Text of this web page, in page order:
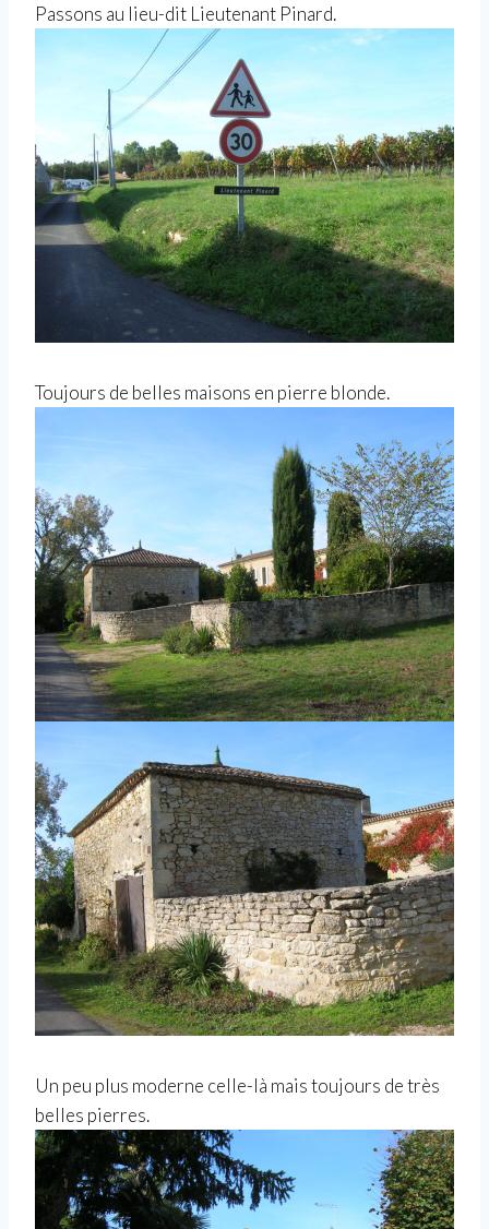
Passons au lieu-dit Lieutenant Pinard.
Toujours de belles maisons en pierre blonde.
Un peu plus moderne celle-là mais toujours de très
belles pierres.